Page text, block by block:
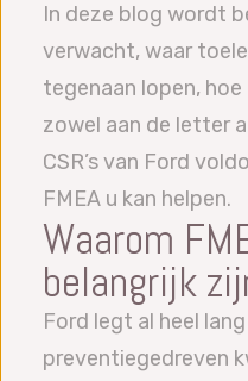
In deze blog wordt
verwacht, waar
tegenaan lopen, hoe
zowel aan de letter
CSR’s van Ford
FMEA u kan helpen.
Waarom
belangrijk
Ford legt al heel
preventiegedreven